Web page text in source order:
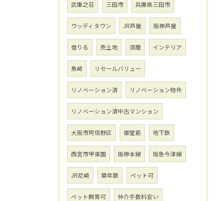
武庫之荘 三田市 兵庫県三田市
ウッディタウン JR芦屋 阪神芦屋
借りる 売土地 須磨 インテリア
魚崎 リセールバリュー
リノベーション済 リノベーション物件
リノベーション済中古マンション
大阪市阿倍野区 御堂筋 地下鉄
西宮市甲東園 阪神本線 阪急今津線
JR尼崎 築年数 ペット可
ペット飼育可 仲介手数料安い